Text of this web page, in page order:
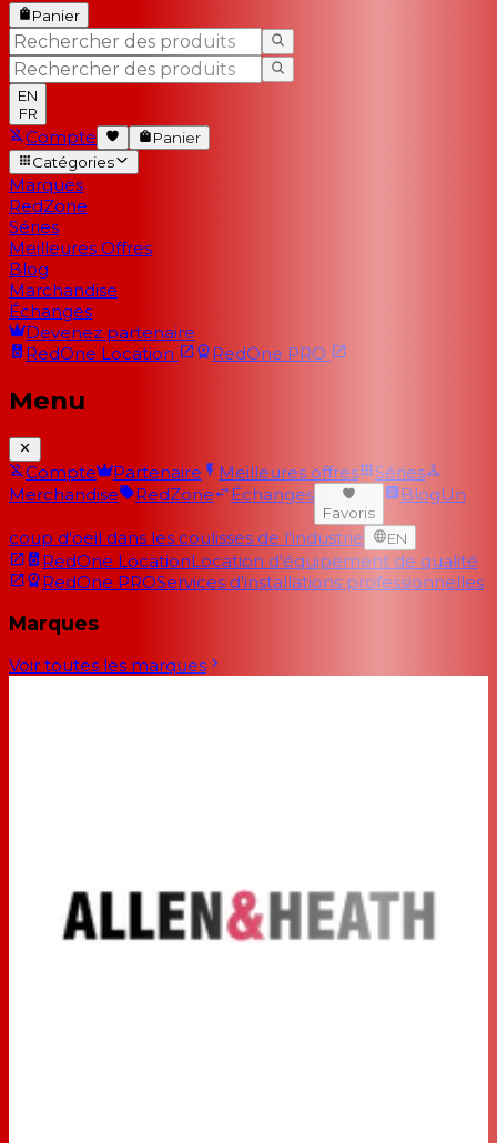
Panier
EN
FR
Compte
Panier
Catégories
Marques
RedZone
Séries
Meilleures Offres
Blog
Marchandise
Échanges
Devenez partenaire
RedOne Location RedOne PRO
Menu
Compte Partenaire Meilleures offres
Séries
Merchandise
RedZone Échanges
Favoris
BlogUn
coup d'oeil dans les coulisses de l'industrie EN
RedOne LocationLocation d'équipement de qualité
RedOne PROServices d'installations professionnelles
Marques
Voir toutes les marques